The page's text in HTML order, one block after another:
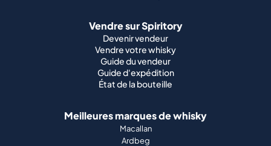
Vendre sur Spiritory
Devenir vendeur
Vendre votre whisky
Guide du vendeur
Guide d'expédition
État de la bouteille
Meilleures marques de whisky
Macallan
Ardbeg